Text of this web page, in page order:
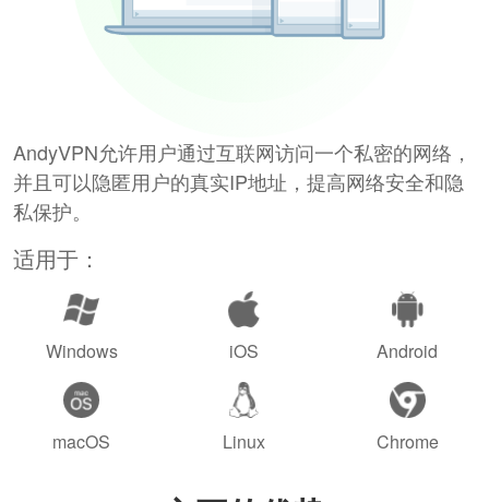
AndyVPN允许用户通过互联网访问一个私密的网络，
并且可以隐匿用户的真实IP地址，提高网络安全和隐
私保护。
适用于：
Windows iOS Android
macOS Linux Chrome